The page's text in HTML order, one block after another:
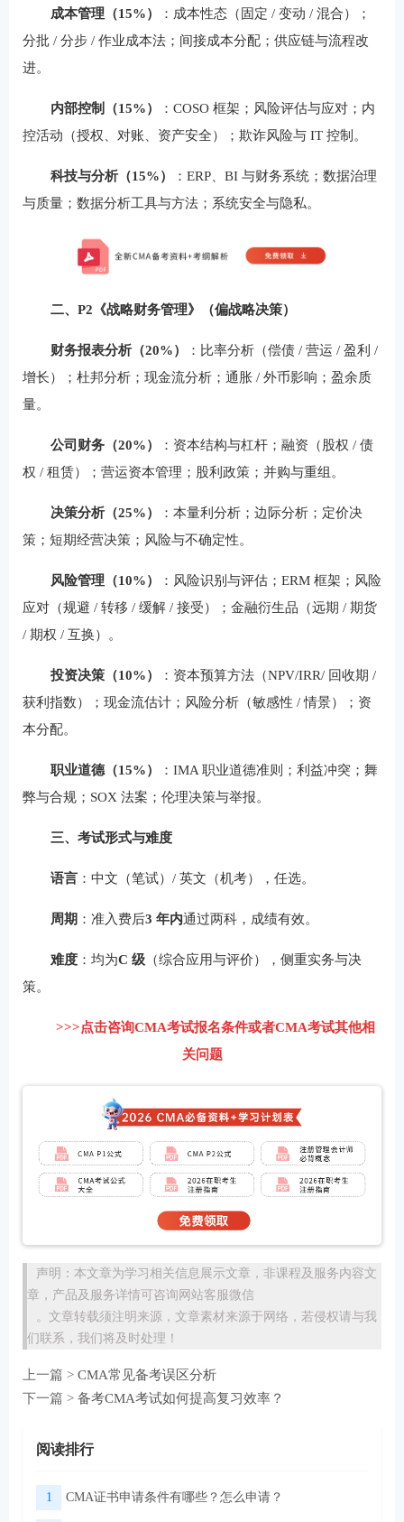
成本管理（15%）
：成本性态（固定 / 变动 / 混合）；
分批 / 分步 / 作业成本法；间接成本分配；供应链与流程改
进。
内部控制（15%）
：COSO 框架；风险评估与应对；内
控活动（授权、对账、资产安全）；欺诈风险与 IT 控制。
科技与分析（15%）
：ERP、BI 与财务系统；数据治理
与质量；数据分析工具与方法；系统安全与隐私。
二、P2《战略财务管理》（偏战略决策）
财务报表分析（20%）
：比率分析（偿债 / 营运 / 盈利 /
增长）；杜邦分析；现金流分析；通胀 / 外币影响；盈余质
量。
公司财务（20%）
：资本结构与杠杆；融资（股权 / 债
权 / 租赁）；营运资本管理；股利政策；并购与重组。
决策分析（25%）
：本量利分析；边际分析；定价决
策；短期经营决策；风险与不确定性。
风险管理（10%）
：风险识别与评估；ERM 框架；风险
应对（规避 / 转移 / 缓解 / 接受）；金融衍生品（远期 / 期货
/ 期权 / 互换）。
投资决策（10%）
：资本预算方法（NPV/IRR/ 回收期 /
获利指数）；现金流估计；风险分析（敏感性 / 情景）；资
本分配。
职业道德（15%）
：IMA 职业道德准则；利益冲突；舞
弊与合规；SOX 法案；伦理决策与举报。
三、考试形式与难度
语言：中文（笔试）/ 英文（机考），任选。
周期 ：准入费后3 年内通过两科，成绩有效。
难度：均为C 级（综合应用与评价），侧重实务与决
策。
>>>点击咨询CMA考试报名条件或者CMA考试其他相
关问题
声明：本文章为学习相关信息展示文章，非课程及服务内容文
章，产品及服务详情可咨询网站客服微信
。文章转载须注明来源，文章素材来源于网络，若侵权请与我
们联系，我们将及时处理！
上一篇 > CMA常见备考误区分析
下一篇 > 备考CMA考试如何提高复习效率？
阅读排行
1 CMA证书申请条件有哪些？怎么申请？